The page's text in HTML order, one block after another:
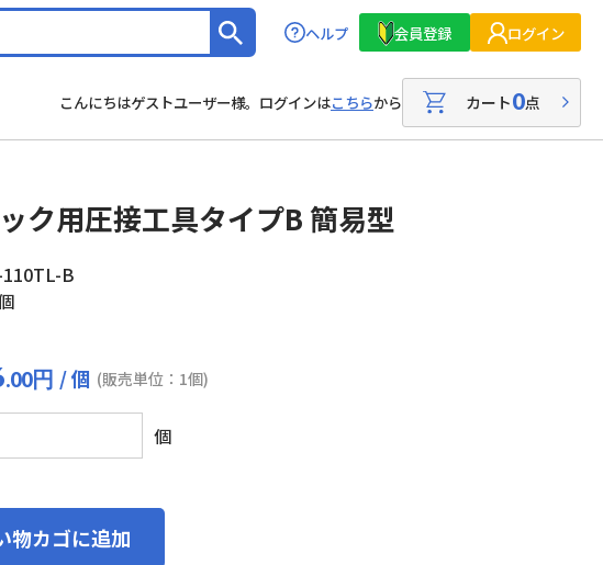
ヘルプ 会員登録 ログイン
こんにちはゲストユーザー様。ログインはこちらから カート0点
ク用圧接工具タイプB 簡易型
B
.00円 / 個 (販売単位：1個)
個
物カゴに追加